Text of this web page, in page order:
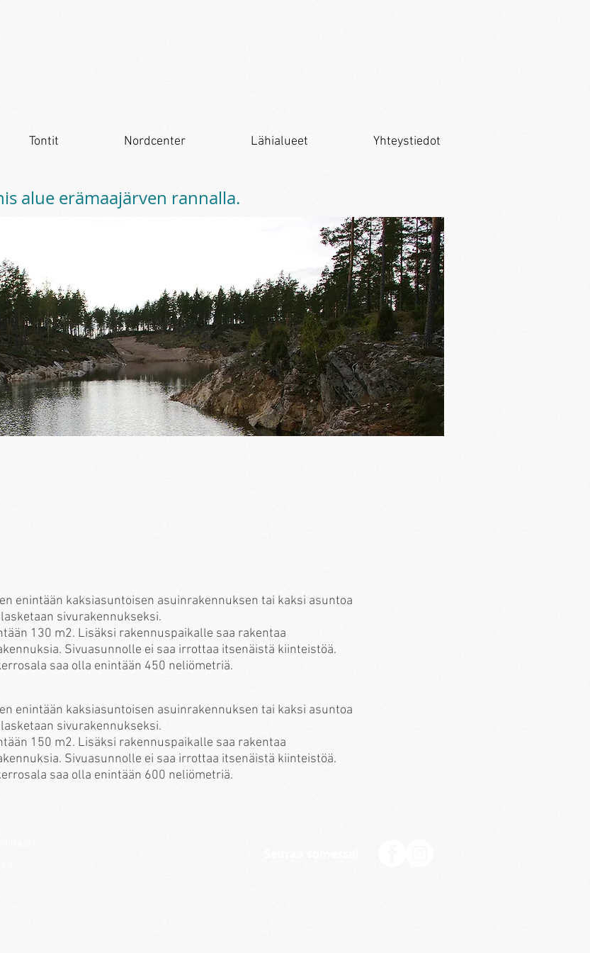
Tontit Nordcenter Lähialueet Yhteystiedot
alue erämaajärven rannalla.
enintään kaksiasuntoisen asuinrakennuksen tai kaksi asuntoa
sivurakennukseksi.
130 m2. Lisäksi rakennuspaikalle saa rakentaa
Sivuasunnolle ei saa irrottaa itsenäistä kiinteistöä.
saa olla enintään 450 neliömetriä.
enintään kaksiasuntoisen asuinrakennuksen tai kaksi asuntoa
sivurakennukseksi.
150 m2. Lisäksi rakennuspaikalle saa rakentaa
Sivuasunnolle ei saa irrottaa itsenäistä kiinteistöä.
saa olla enintään 600 neliömetriä.